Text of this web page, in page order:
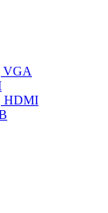
VGA
HDMI